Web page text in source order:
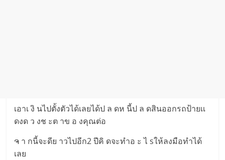
เอาเ งิ นไปตั้งตัวได้เลยได้ป ล ดห นี้ป ล ดสินออกรถป้ายเเ
ดงด ว งช ะต าข อ งคุณต่อ
ຈ า กนี้จะดีย าวไปอีก2 ปีคิ ดจะทำอ ะ ไ sให้ลงมือทำได้
เลย